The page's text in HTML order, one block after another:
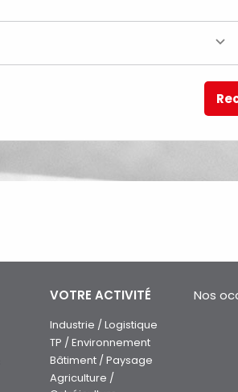
VOTRE ACTIVITÉ
Industrie / Logistique
TP / Environnement
Bâtiment / Paysage
Agriculture /
Nos